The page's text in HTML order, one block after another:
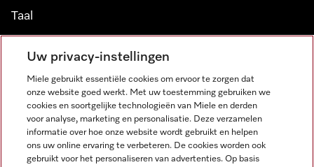
Taal
NEDERLANDS
Miele op Facebook
Miele op Youtube
Miele op Instagram
Miele op Pinterest
Uw privacy-instellingen
Miele gebruikt essentiële cookies om ervoor te zorgen dat
onze website goed werkt. Met uw toestemming gebruiken we
cookies en soortgelijke technologieën van Miele en derden
voor analyse, marketing en personalisatie. Deze verzamelen
informatie over hoe onze website wordt gebruikt en helpen
ons uw online ervaring te verbeteren. De cookies worden ook
gebruikt voor het personaliseren van advertenties. Op basis